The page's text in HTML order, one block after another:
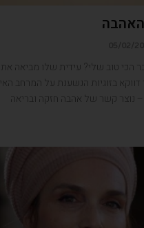
הכי טוב שלי? עידית שלו מביאה את
בזוגיות הנשענת על המרחב
נוצר קשר של אהבה חזקה ובריאה